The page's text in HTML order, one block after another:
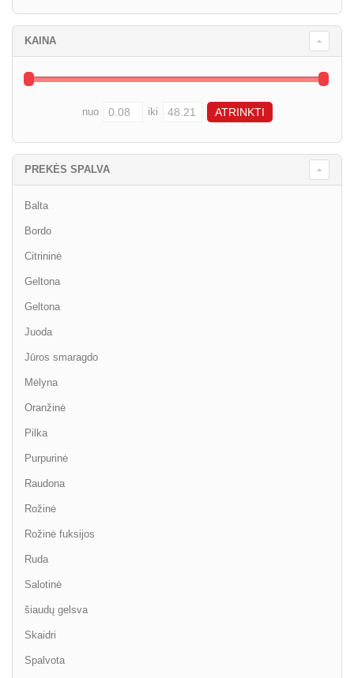
KAINA
nuo iki
PREKĖS SPALVA
Balta
Bordo
Citrininė
Geltona
Geltona
Juoda
Jūros smaragdo
Mėlyna
Oranžinė
Pilka
Purpurinė
Raudona
Rožinė
Rožinė fuksijos
Ruda
Salotinė
šiaudų gelsva
Skaidri
Spalvota